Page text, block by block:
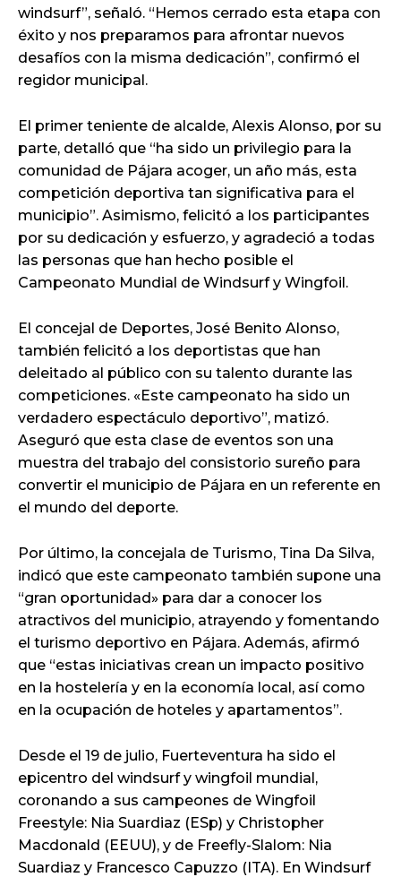
windsurf”, señaló. “Hemos cerrado esta etapa con
éxito y nos preparamos para afrontar nuevos
desafíos con la misma dedicación”, confirmó el
regidor municipal.
El primer teniente de alcalde, Alexis Alonso, por su
parte, detalló que “ha sido un privilegio para la
comunidad de Pájara acoger, un año más, esta
competición deportiva tan significativa para el
municipio”. Asimismo, felicitó a los participantes
por su dedicación y esfuerzo, y agradeció a todas
las personas que han hecho posible el
Campeonato Mundial de Windsurf y Wingfoil.
El concejal de Deportes, José Benito Alonso,
también felicitó a los deportistas que han
deleitado al público con su talento durante las
competiciones. «Este campeonato ha sido un
verdadero espectáculo deportivo”, matizó.
Aseguró que esta clase de eventos son una
muestra del trabajo del consistorio sureño para
convertir el municipio de Pájara en un referente en
el mundo del deporte.
Por último, la concejala de Turismo, Tina Da Silva,
indicó que este campeonato también supone una
“gran oportunidad» para dar a conocer los
atractivos del municipio, atrayendo y fomentando
el turismo deportivo en Pájara. Además, afirmó
que “estas iniciativas crean un impacto positivo
en la hostelería y en la economía local, así como
en la ocupación de hoteles y apartamentos”.
Desde el 19 de julio, Fuerteventura ha sido el
epicentro del windsurf y wingfoil mundial,
coronando a sus campeones de Wingfoil
Freestyle: Nia Suardiaz (ESp) y Christopher
Macdonald (EEUU), y de Freefly-Slalom: Nia
Suardiaz y Francesco Capuzzo (ITA). En Windsurf